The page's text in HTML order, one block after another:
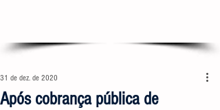
Após cobrança pública de
31 de dez. de 2020